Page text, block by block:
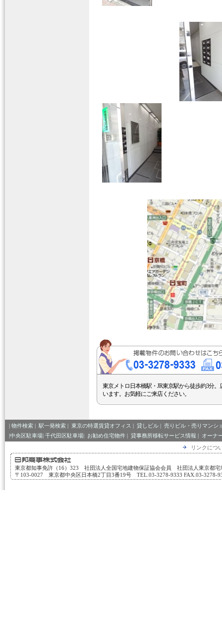
東京メトロ日本橋駅・JR東京駅から徒歩約3分。
います。お気軽にご来店ください。
| 物件検索 | 駅一発検索 | 東京の特選賃貸オフィス | 貸しビル | 売りビル・売りマンシ
|中央区駐車場| 千代田区駐車場| お勧め住宅物件 | 貸事務所移転サービス情報 | オーナ
リンクにつ
東京都知事免許（16）323 社団法人全国宅地建物保証協会会員 社団法人東京都宅
〒103-0027 東京都中央区日本橋2丁目3番19号 TEL.03-3278-9333 FAX.03-3278-